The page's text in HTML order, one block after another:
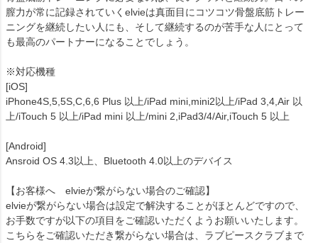
膣力が常に記録されていくelvieは真面目にコツコツ骨盤底筋トレー
ニングを継続したい人にも、そして継続するのが苦手な人にとって
も最高のパートナーになることでしょう。
※対応機種
[iOS]
iPhone4S,5,5S,C,6,6 Plus 以上/iPad mini,mini2以上/iPad 3,4,Air 以
上/iTouch 5 以上/iPad mini 以上/mini 2,iPad3/4/Air,iTouch 5 以上
[Android]
Ansroid OS 4.3以上、Bluetooth 4.0以上のデバイス
【お客様へ elvieが繋がらない場合のご確認】
elvieが繋がらない場合は設定で解決することがほとんどですので、
お手数ですが以下の項目をご確認いただくようお願いいたします。
こちらをご確認いただき繋がらない場合は、ラブピースクラブまで